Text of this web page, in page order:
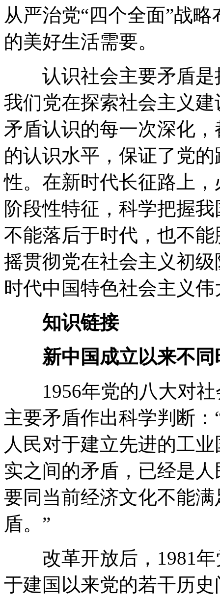
从严治党“四个全面”战
的美好生活需要。
认识社会主要矛盾是
我们党在探索社会主义
矛盾认识的每一次深化
的认识水平，保证了党
性。在新时代长征路上
阶段性特征，科学把握
不能落后于时代，也不
摇贯彻党在社会主义初
时代中国特色社会主义
知识链接
新中国成立以来不同
1956年党的八大对社
主要矛盾作出科学判断
人民对于建立先进的工
实之间的矛盾，已经是
要同当前经济文化不能
盾。”
改革开放后，1981年
于建国以来党的若干历